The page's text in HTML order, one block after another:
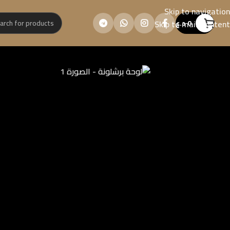
Skip to navigation
Skip to main content
0د.ع